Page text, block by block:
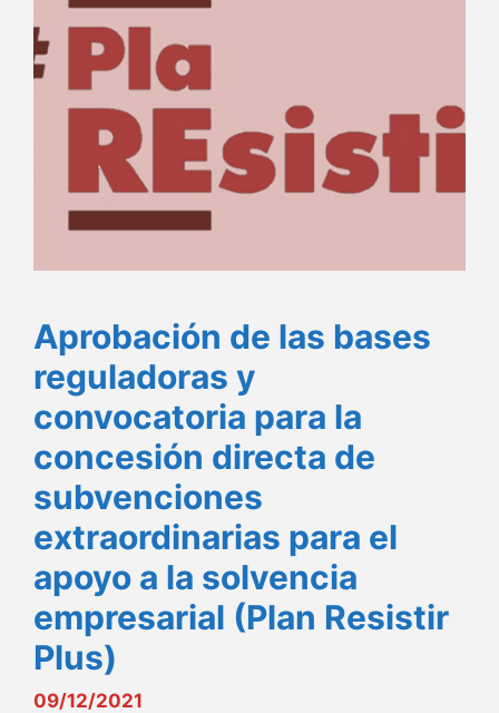
Aprobación de las bases
reguladoras y
convocatoria para la
concesión directa de
subvenciones
extraordinarias para el
apoyo a la solvencia
empresarial (Plan Resistir
Plus)
09/12/2021